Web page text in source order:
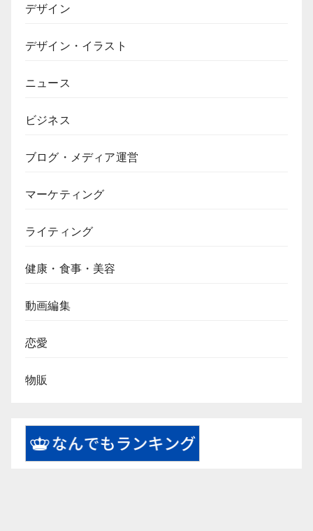
デザイン
デザイン・イラスト
ニュース
ビジネス
ブログ・メディア運営
マーケティング
ライティング
健康・食事・美容
動画編集
恋愛
物販